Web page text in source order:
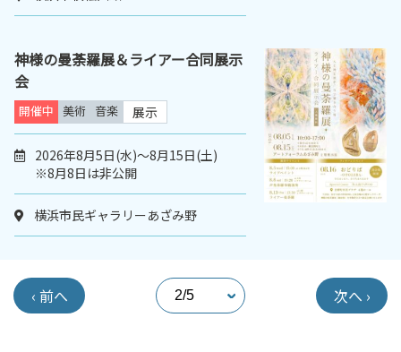
神様の曼荼羅展＆ライアー合同展示
会
開催中 美術 音楽 展示
2026年8月5日(水)～8月15日(土)
※8月8日は非公開
横浜市民ギャラリーあざみ野
‹ 前へ 次へ ›